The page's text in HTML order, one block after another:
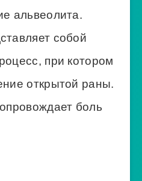
альвеолита.
собой
при котором
открытой раны.
боль